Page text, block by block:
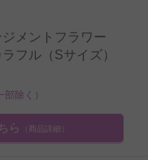
ジメントフラワー
フル（Sサイズ）
除く）
ら （商品詳細）